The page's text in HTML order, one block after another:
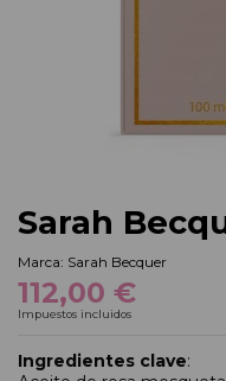
Sarah
Marca: Sarah Becquer
112,00 €
Impuestos incluidos
Ingredientes clave: